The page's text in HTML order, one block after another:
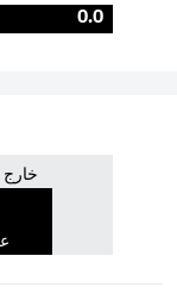
0.0